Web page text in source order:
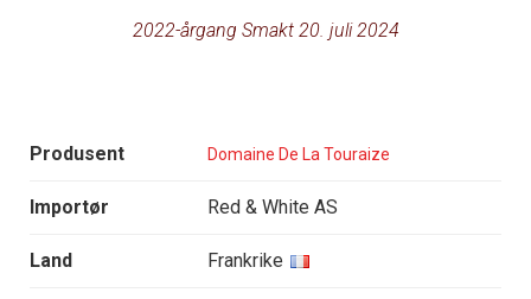
2022-årgang Smakt 20. juli 2024
Produsent Domaine De La Touraize
Importør Red & White AS
Land Frankrike